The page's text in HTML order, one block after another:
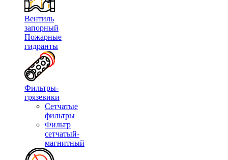
Вентиль
запорный
Пожарные
гидранты
Фильтры-
грязевики
Сетчатые
фильтры
Фильтр
сетчатый-
магнитный